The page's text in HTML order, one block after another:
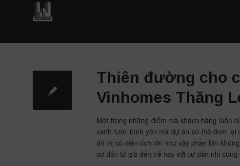
Thiên đường cho
Vinhomes Thăng
Một trong những điểm mà khách hàng luôn
xanh tươi, bình yên mà dự án có thể đem
đô thị có diện tích lớn như vậy phần lớn
cư dân từ già đến trẻ hay với cư dân nhí